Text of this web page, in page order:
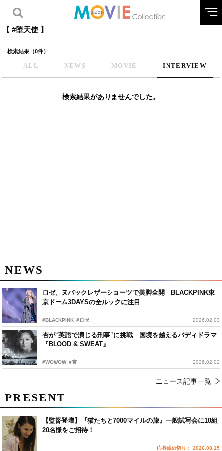
【 #堕天使 】
検索結果（0件）
ALL NEWS MOVIE INTERVIEW
検索結果がありませんでした。
NEWS
ロゼ、ヌバックレザーショーツで美脚全開 BLACKPINK東
京ドーム3DAYSの全ルックに注目
#BLACKPINK #ロゼ 2026.02.03
杏が“英語で演じる刑事”に挑戦 国境を越えるバディドラマ
『BLOOD & SWEAT』
#WOWOW #杏 2026.02.02
ニュース記事一覧
PRESENT
【監督登壇】『猫たちと7000マイルの旅』一般試写会に10組
20名様をご招待！
応募締め切り： 2026.08.15